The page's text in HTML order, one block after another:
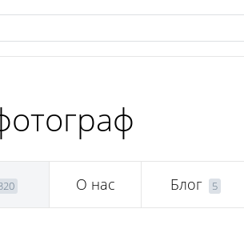
О нас Блог 5